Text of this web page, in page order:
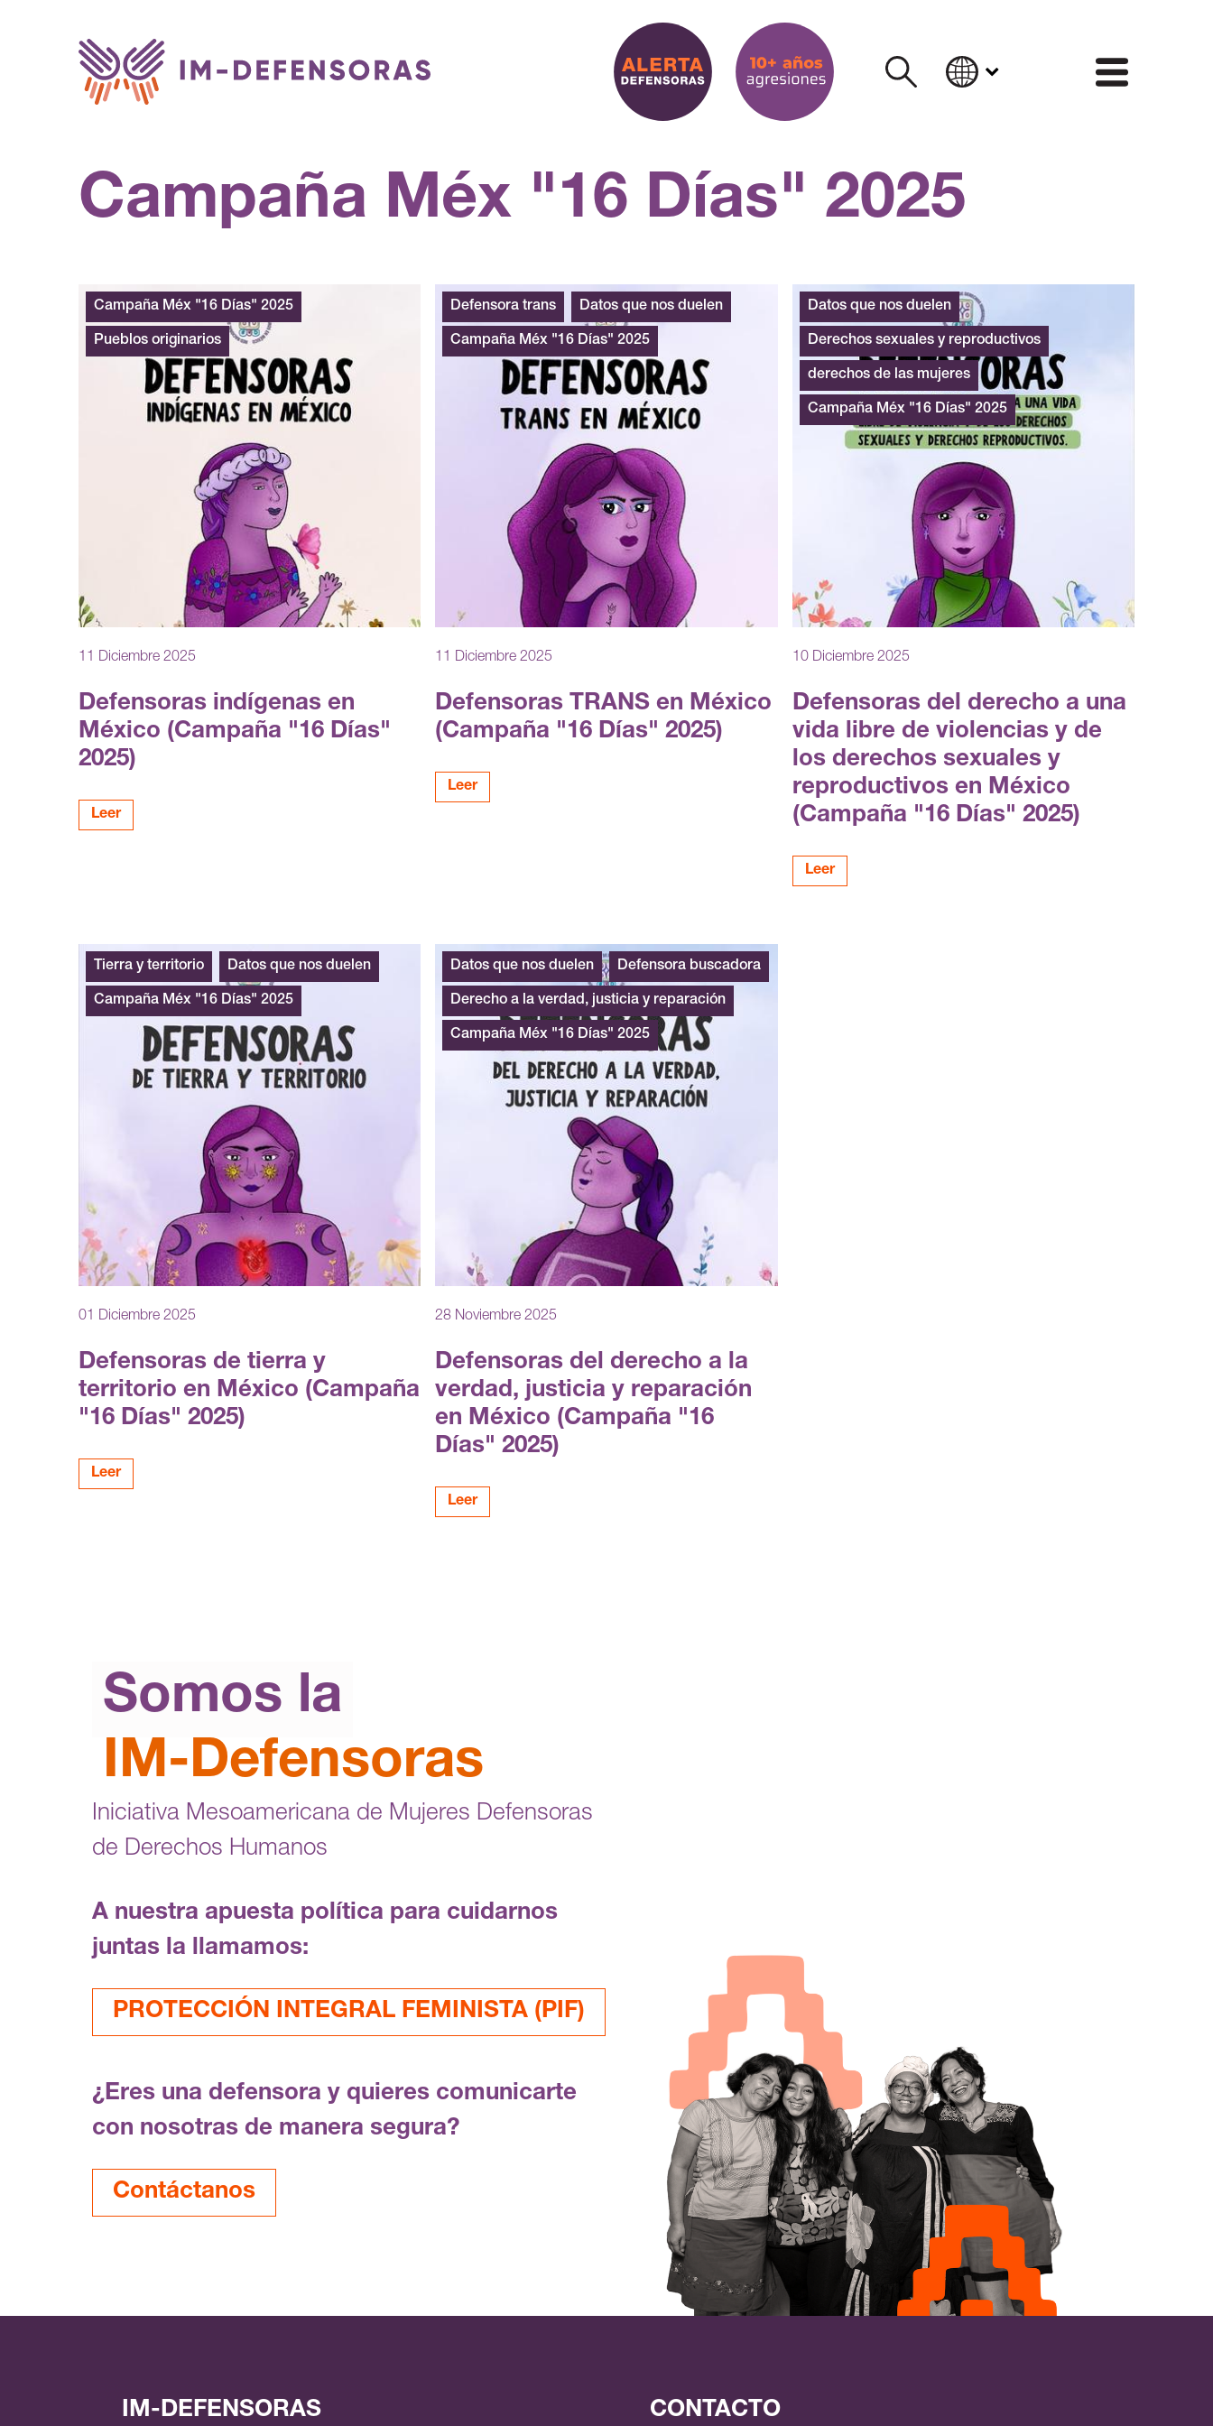
Campaña Méx "16 Días" 2025
11 Diciembre 2025
Defensoras indígenas en
México (Campaña "16 Días"
2025)
Leer
Campaña Méx "16 Días" 2025
Pueblos originarios
11 Diciembre 2025
Defensoras TRANS en México
(Campaña "16 Días" 2025)
Leer
Defensora trans Datos que nos duelen
Campaña Méx "16 Días" 2025
10 Diciembre 2025
Defensoras del derecho a una
vida libre de violencias y de
los derechos sexuales y
reproductivos en México
(Campaña "16 Días" 2025)
Leer
Datos que nos duelen
Derechos sexuales y reproductivos
derechos de las mujeres
Campaña Méx "16 Días" 2025
01 Diciembre 2025
Defensoras de tierra y
territorio en México (Campaña
"16 Días" 2025)
Leer
Tierra y territorio Datos que nos duelen
Campaña Méx "16 Días" 2025
28 Noviembre 2025
Defensoras del derecho a la
verdad, justicia y reparación
en México (Campaña "16
Días" 2025)
Leer
Datos que nos duelen Defensora buscadora
Derecho a la verdad, justicia y reparación
Campaña Méx "16 Días" 2025
Somos la
IM-Defensoras
Iniciativa Mesoamericana de Mujeres Defensoras
de Derechos Humanos
A nuestra apuesta política para cuidarnos
juntas la llamamos:
PROTECCIÓN INTEGRAL FEMINISTA (PIF)
¿Eres una defensora y quieres comunicarte
con nosotras de manera segura?
Contáctanos
IM-DEFENSORAS CONTACTO